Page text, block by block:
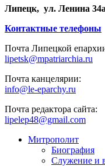
Липецк, ул. Ленина 34а
Контактные телефоны
Почта Липецкой
lipetsk@mpatriarchia.ru
Почта канцелярии:
info@le-eparchy.ru
Почта редактора сайта:
lipelep48@gmail.com
Митрополит
Биография
Служение и